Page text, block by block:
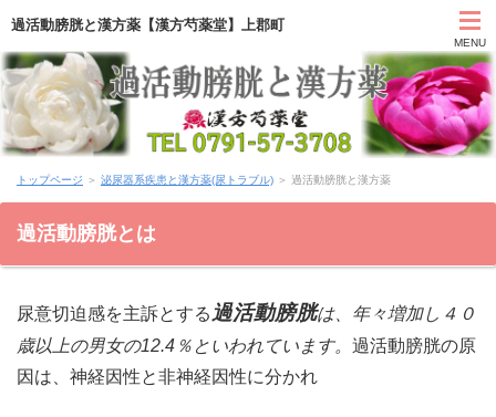
過活動膀胱と漢方薬【漢方芍薬堂】上郡町
MENU
HOME
カウンセリング
アクセス
お問い合わせ
トップページ ＞ 泌尿器系疾患と漢方薬(尿トラブル) ＞ 過活動膀胱と漢方薬
過活動膀胱とは
尿意切迫感を主訴とする 過活動膀胱は、年々増加し４０
歳以上の男女の12.4％といわれています。 過活動膀胱の原
因は、神経因性と非神経因性に分かれ